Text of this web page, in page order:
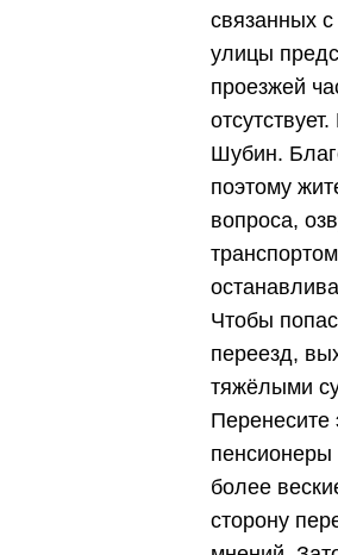
связанных
улицы
проезжей
Шубин.
поэтому
вопроса,
Чтобы
переезд,
тяжёлыми
Перенесите
пенсионеры
более
сторону